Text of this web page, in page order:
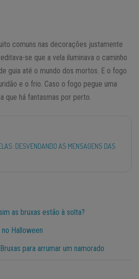
comuns nas decorações justamente
se que a vela iluminava o caminho
guia até o mundo dos mortos. E o fogo
e o frio. Caso o fogo pegue uma
que há fantasmas por perto.
DESVENDANDO AS MENSAGENS DAS
as bruxas estão à solta?
Halloween
para arrumar um namorado